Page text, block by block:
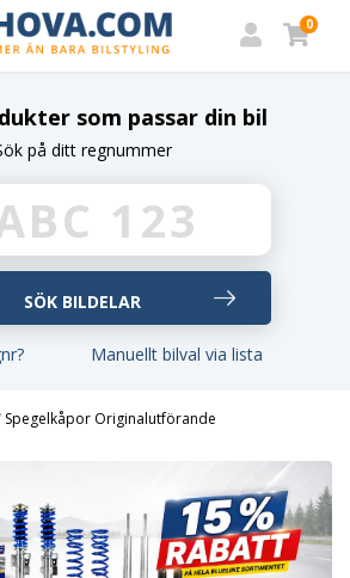
0
som passar din bil
på ditt regnummer
Manuellt bilval via lista
Spegelkåpor Originalutförande